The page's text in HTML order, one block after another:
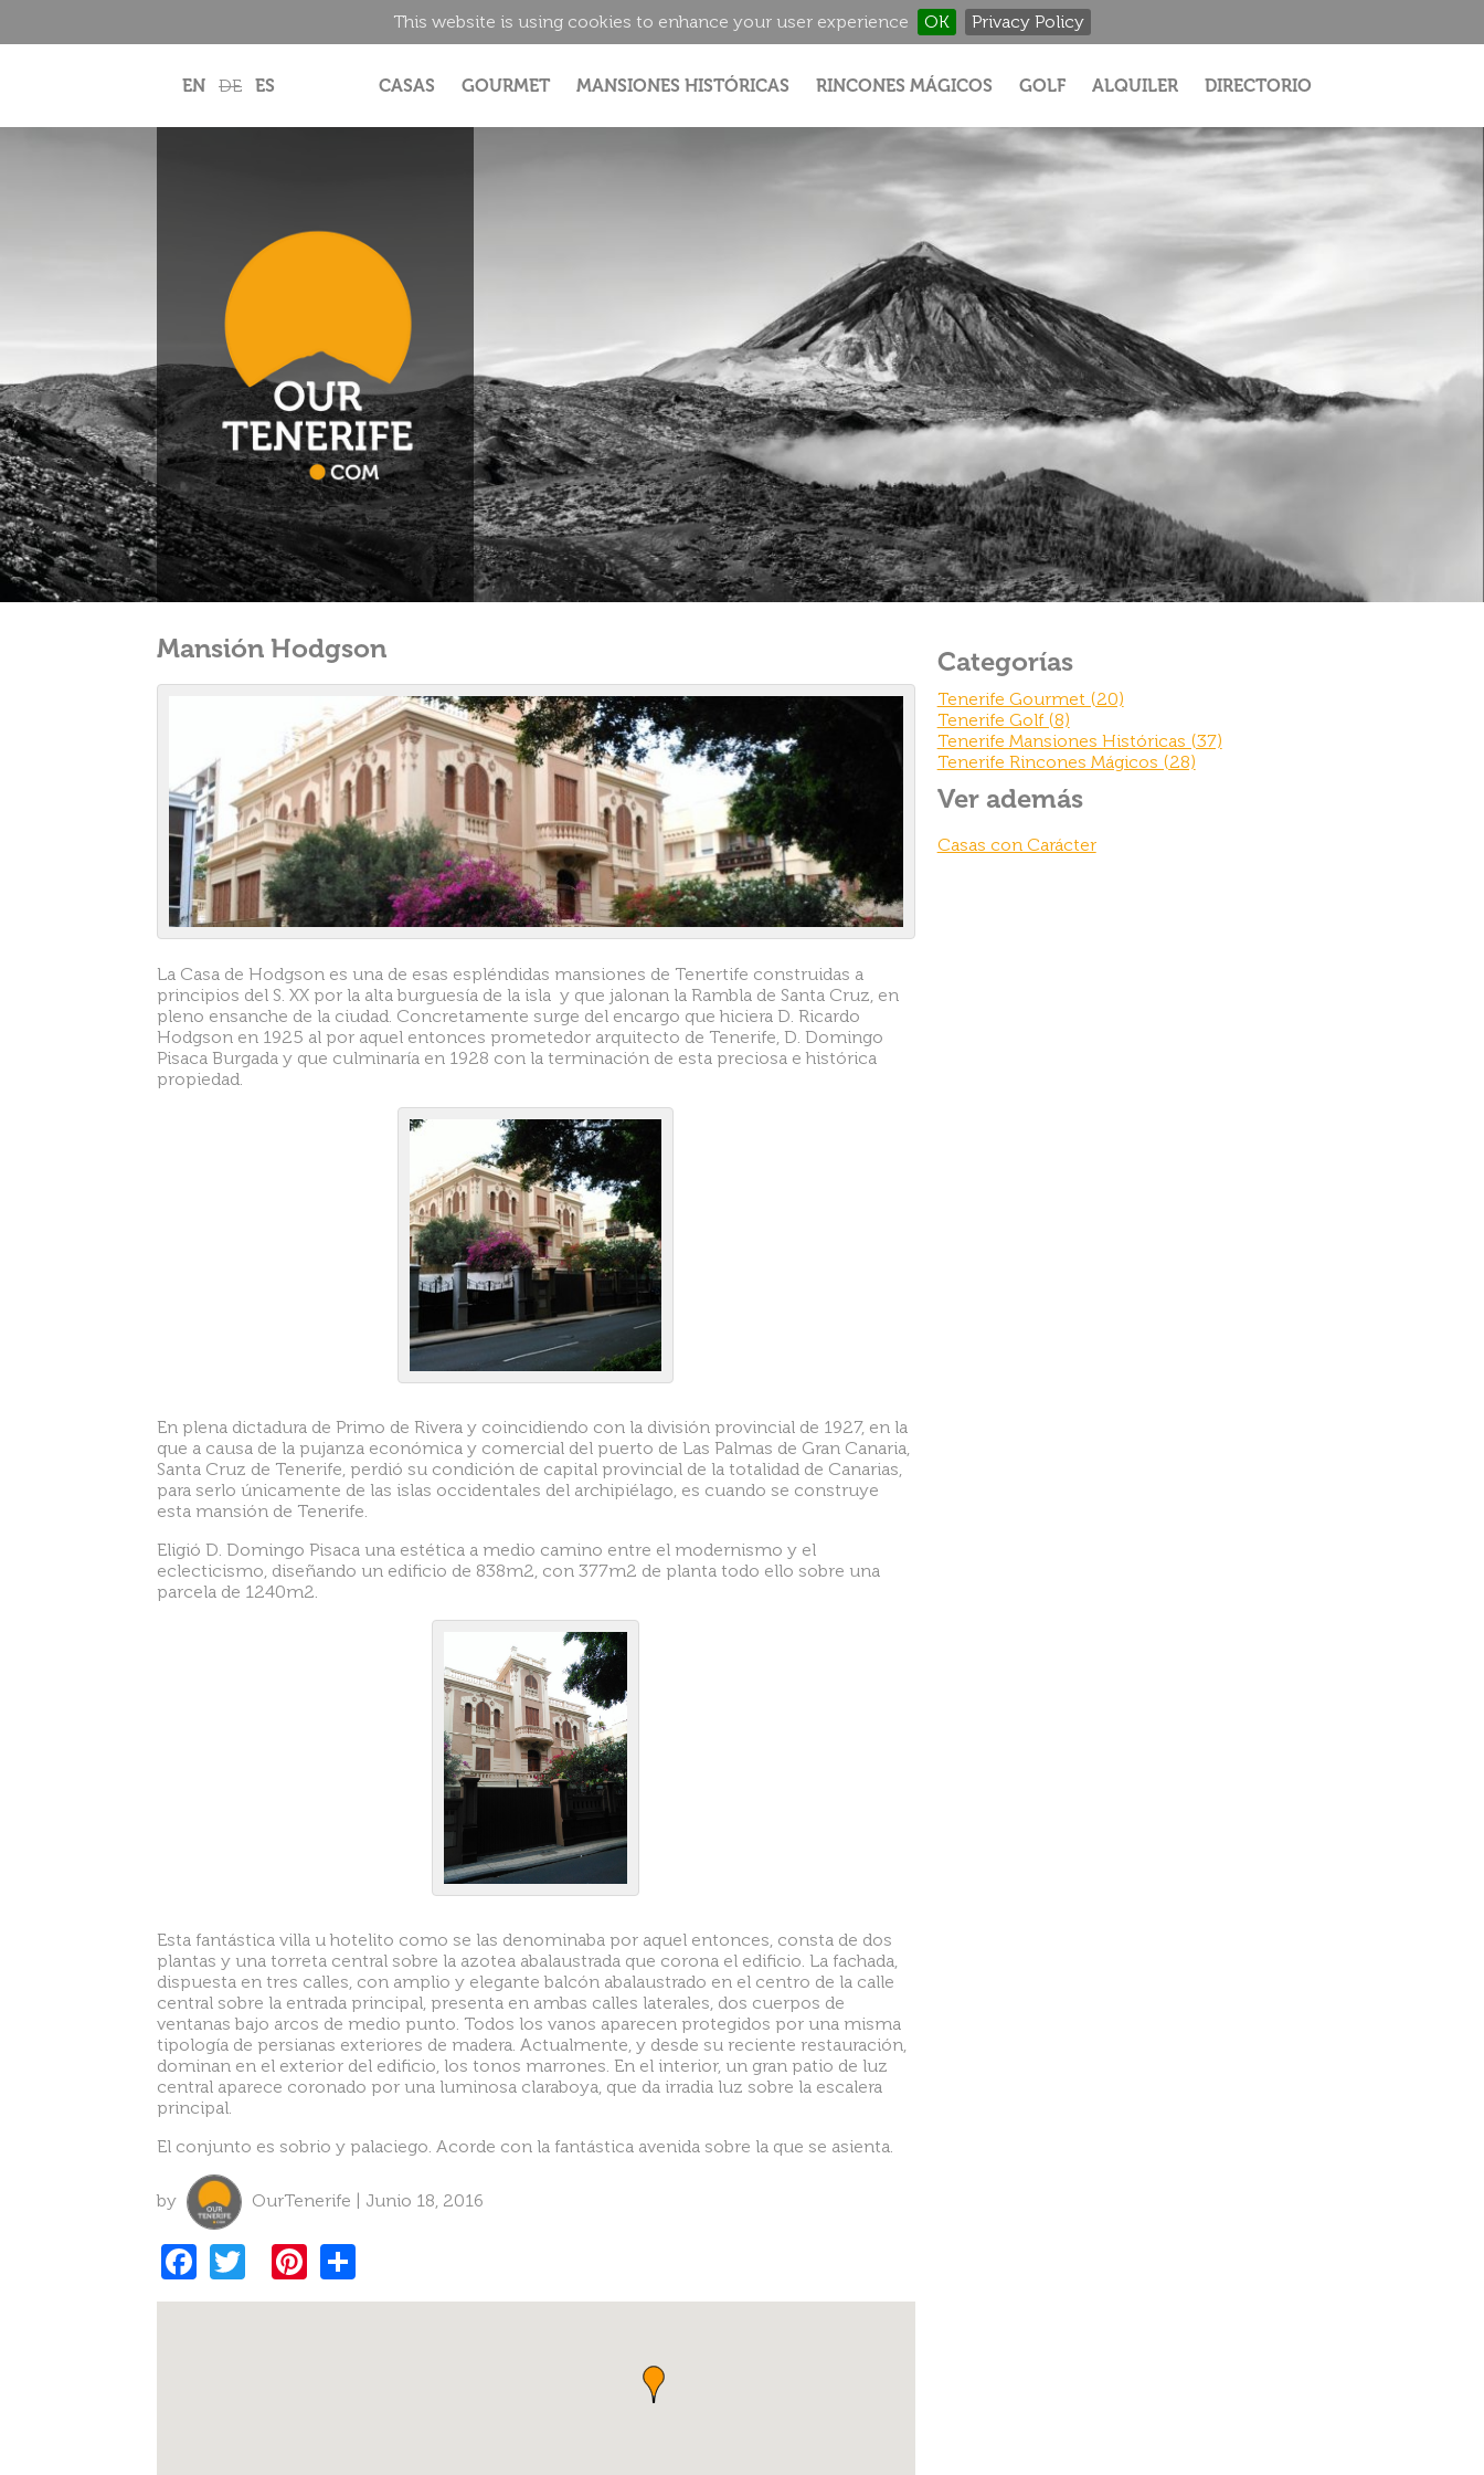
This website is using cookies to enhance your user experience OK
Privacy Policy
EN
DE ES CASAS GOURMET MANSIONES HISTÓRICAS RINCONES MÁGICOS GOLF ALQUILER DIRECTORIO
Mansión Hodgson
La Casa de Hodgson es una de esas espléndidas mansiones de Tenertife construidas a
principios del S. XX por la alta burguesía de la isla y que jalonan la Rambla de Santa Cruz, en
pleno ensanche de la ciudad. Concretamente surge del encargo que hiciera D. Ricardo
Hodgson en 1925 al por aquel entonces prometedor arquitecto de Tenerife, D. Domingo
Pisaca Burgada y que culminaría en 1928 con la terminación de esta preciosa e histórica
propiedad.
En plena dictadura de Primo de Rivera y coincidiendo con la división provincial de 1927, en la
que a causa de la pujanza económica y comercial del puerto de Las Palmas de Gran Canaria,
Santa Cruz de Tenerife, perdió su condición de capital provincial de la totalidad de Canarias,
para serlo únicamente de las islas occidentales del archipiélago, es cuando se construye
esta mansión de Tenerife.
Eligió D. Domingo Pisaca una estética a medio camino entre el modernismo y el
eclecticismo, diseñando un edificio de 838m2, con 377m2 de planta todo ello sobre una
parcela de 1240m2.
Esta fantástica villa u hotelito como se las denominaba por aquel entonces, consta de dos
plantas y una torreta central sobre la azotea abalaustrada que corona el edificio. La fachada,
dispuesta en tres calles, con amplio y elegante balcón abalaustrado en el centro de la calle
central sobre la entrada principal, presenta en ambas calles laterales, dos cuerpos de
ventanas bajo arcos de medio punto. Todos los vanos aparecen protegidos por una misma
tipología de persianas exteriores de madera. Actualmente, y desde su reciente restauración,
dominan en el exterior del edificio, los tonos marrones. En el interior, un gran patio de luz
central aparece coronado por una luminosa claraboya, que da irradia luz sobre la escalera
principal.
El conjunto es sobrio y palaciego. Acorde con la fantástica avenida sobre la que se asienta.
by OurTenerife | Junio 18, 2016
F
a
w
Pi
nt h
Categorías
Tenerife Gourmet (20)
Tenerife Golf (8)
Tenerife Mansiones Históricas (37)
Tenerife Rincones Mágicos (28)
Ver además
Casas con Carácter